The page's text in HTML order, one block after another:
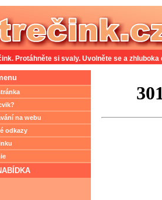
Protáhněte si svaly. Uvolněte se a zhluboka
na webu
odkazy